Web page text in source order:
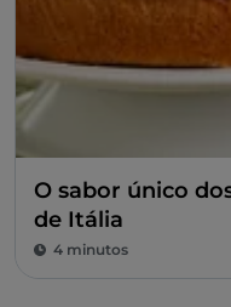
O sabor único
de Itália
4 minutos